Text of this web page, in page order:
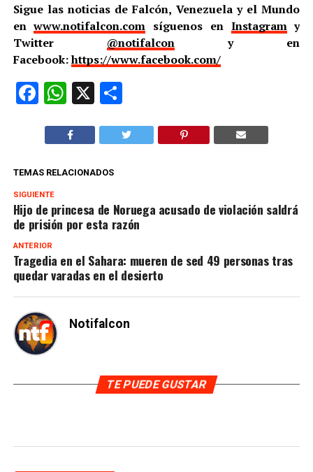
Sigue las noticias de Falcón, Venezuela y el Mundo
enwww.notifalcon.com síguenos en Instagramy
Twitter @notifalcony en
Facebook:https://www.facebook.com/
Facebook
WhatsApp
X Compartir
TEMAS RELACIONADOS
SIGUIENTE
Hijo de princesa de Noruega acusado de violación saldrá
de prisión por esta razón
ANTERIOR
Tragedia en el Sahara: mueren de sed 49 personas tras
quedar varadas en el desierto
Notifalcon
TE PUEDE GUSTAR